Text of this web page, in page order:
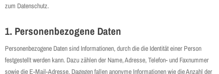
zum Datenschutz.
1. Personenbezogene Daten
Personenbezogene Daten sind Informationen, durch die die Identität einer Person
festgestellt werden kann. Dazu zählen der Name, Adresse, Telefon- und Faxnummer
sowie die E-Mail-Adresse. Dagegen fallen anonyme Informationen wie die Anzahl der